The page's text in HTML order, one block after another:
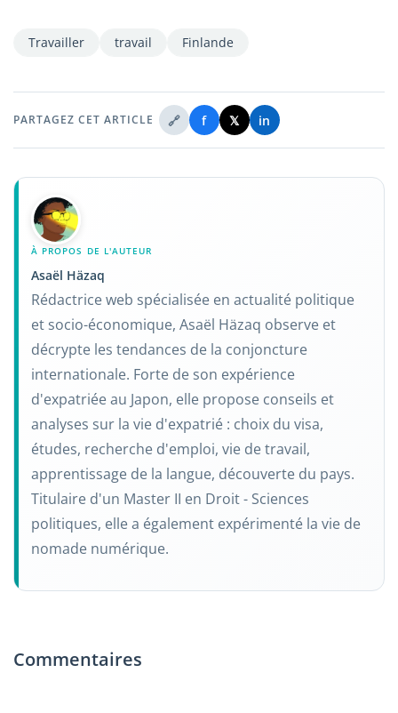
Travailler travail Finlande
PARTAGEZ CET ARTICLE 🔗 f 𝕏 in
À PROPOS DE L'AUTEUR
Asaël Häzaq
Rédactrice web spécialisée en actualité politique
et socio-économique, Asaël Häzaq observe et
décrypte les tendances de la conjoncture
internationale. Forte de son expérience
d'expatriée au Japon, elle propose conseils et
analyses sur la vie d'expatrié : choix du visa,
études, recherche d'emploi, vie de travail,
apprentissage de la langue, découverte du pays.
Titulaire d'un Master II en Droit - Sciences
politiques, elle a également expérimenté la vie de
nomade numérique.
Commentaires